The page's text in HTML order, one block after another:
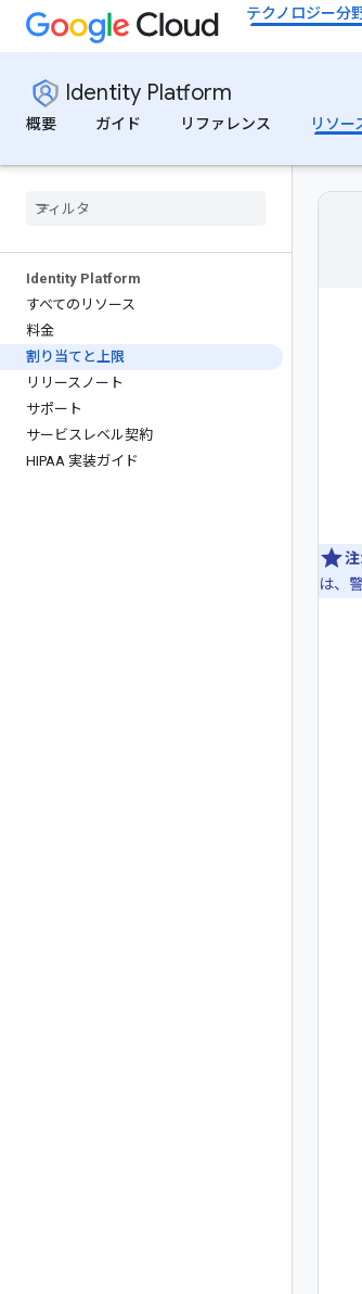
テクノロジー分
Identity Platform
概要
ガイド リファレンス リソー
Identity Platform
すべてのリソース
料金
割り当てと上限
リリースノート
サポート
サービスレベル契約
HIPAA 実装ガイド
注:
は、